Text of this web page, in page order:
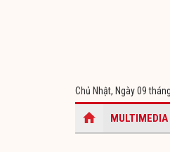
Chủ Nhật, Ngày 09
MULTIMEDIA